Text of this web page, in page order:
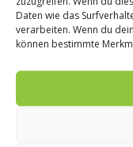
Daten wie das
verarbeiten. Wenn du
können bestimmte